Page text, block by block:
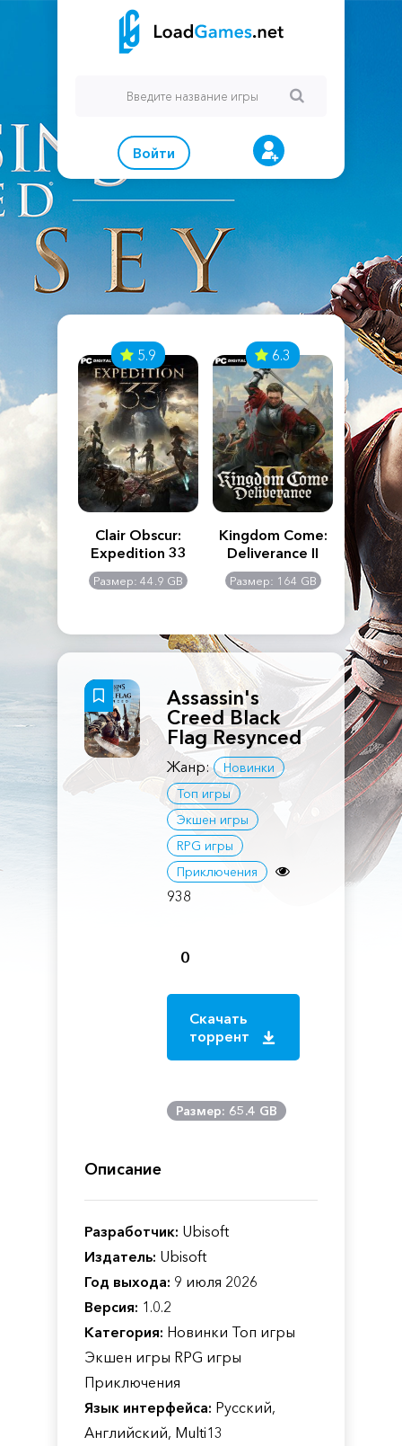
Войти
Creed
5.9
Clair Obscur:
Expedition 33
Размер: 44.9 GB
6.3
Kingdom Come:
Deliverance II
Размер: 164 GB
The
Assassin's
Creed Black
Flag Resynced
Жанр:
Новинки
Топ игры
Экшен игры
RPG игры
Приключения
938
0
Скачать
торрент
Размер: 65.4 GB
Описание
Разработчик: Ubisoft
Издатель: Ubisoft
Год выхода: 9 июля 2026
Версия: 1.0.2
Категория: Новинки Топ игры
Экшен игры RPG игры
Приключения
Язык интерфейса: Русский,
Английский, Multi13